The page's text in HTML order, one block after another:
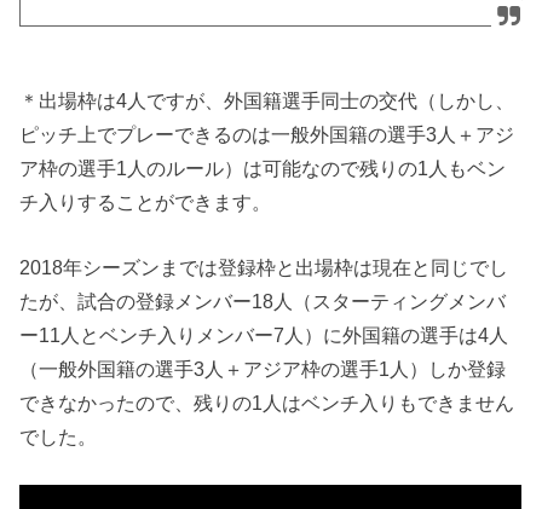
＊出場枠は4人ですが、外国籍選手同士の交代（しかし、
ピッチ上でプレーできるのは一般外国籍の選手3人＋アジ
ア枠の選手1人のルール）は可能なので残りの1人もベン
チ入りすることができます。
2018年シーズンまでは登録枠と出場枠は現在と同じでし
たが、試合の登録メンバー18人（スターティングメンバ
ー11人とベンチ入りメンバー7人）に外国籍の選手は4人
（一般外国籍の選手3人＋アジア枠の選手1人）しか登録
できなかったので、残りの1人はベンチ入りもできません
でした。